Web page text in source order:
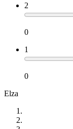
2
0
1
0
Elza